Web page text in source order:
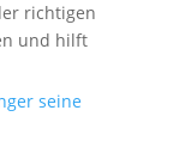
richtigen
und hilft